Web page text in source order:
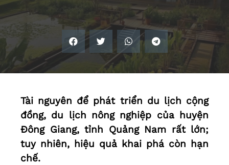
Tài nguyên để phát triển du lịch cộng
đồng, du lịch nông nghiệp của huyện
Đông Giang, tỉnh Quảng Nam rất lớn;
tuy nhiên, hiệu quả khai phá còn hạn
chế.